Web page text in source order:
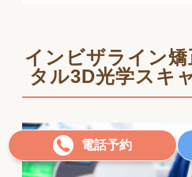
インビザライン矯
タル3D光学スキ
電話予約